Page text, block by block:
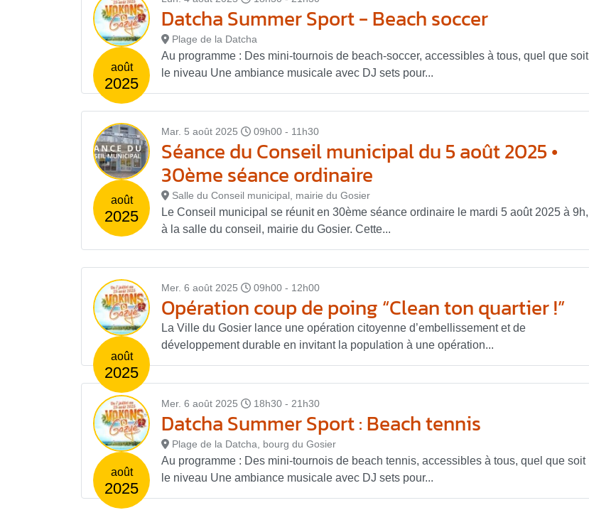
août
2025
Datcha Summer Sport - Beach soccer
Plage de la Datcha
Au programme : Des mini-tournois de beach-soccer, accessibles à tous, quel que soit
le niveau Une ambiance musicale avec DJ sets pour...
août
2025
Mar. 5 août 2025 09h00 - 11h30
Séance du Conseil municipal du 5 août 2025 •
30ème séance ordinaire
Salle du Conseil municipal, mairie du Gosier
Le Conseil municipal se réunit en 30ème séance ordinaire le mardi 5 août 2025 à 9h,
à la salle du conseil, mairie du Gosier. Cette...
août
2025
Mer. 6 août 2025 09h00 - 12h00
Opération coup de poing “Clean ton quartier !”
La Ville du Gosier lance une opération citoyenne d’embellissement et de
développement durable en invitant la population à une opération...
août
2025
Mer. 6 août 2025 18h30 - 21h30
Datcha Summer Sport : Beach tennis
Plage de la Datcha, bourg du Gosier
Au programme : Des mini-tournois de beach tennis, accessibles à tous, quel que soit
le niveau Une ambiance musicale avec DJ sets pour...